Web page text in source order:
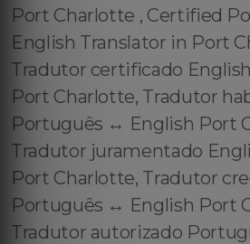
Port Charlotte , Certified
English Translator in Port
Tradutor certificado
Port Charlotte, Tradutor
Português ↔️ English Port
Tradutor juramentado
Port Charlotte, Tradutor
Português ↔️ English Port
Tradutor autorizado